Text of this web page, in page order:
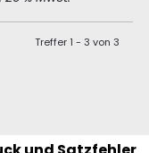
Treffer 1 - 3 von 3